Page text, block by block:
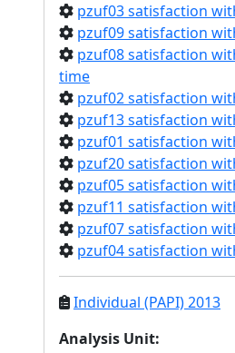
pzuf03 satisfaction
pzuf09 satisfaction
pzuf08 satisfaction
time
pzuf02 satisfaction
pzuf13 satisfaction
pzuf01 satisfaction
pzuf20 satisfaction
pzuf05 satisfaction
pzuf11 satisfaction
pzuf07 satisfaction
pzuf04 satisfaction
Individual (PAPI) 2013
Analysis Unit: